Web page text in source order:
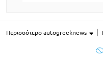
Περισσότερο autogreeknews